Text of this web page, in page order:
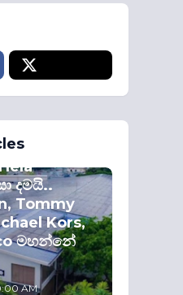
දමයි..
Tommy
Kors,
මහන්නේ
AM